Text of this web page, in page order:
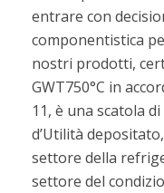
entrare con
componentistica
nostri prodotti,
GWT750°C in
11, è una scatola
d’Utilità
settore della
settore del